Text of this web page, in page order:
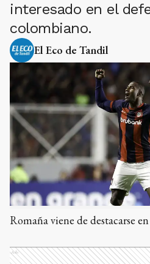
interesado en el
colombiano.
El Eco de Tandil
Romaña viene de destacarse
Ads